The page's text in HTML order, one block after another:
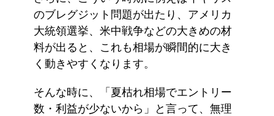
のブレグジット問題が出たり、アメリカ
大統領選挙、米中戦争などの大きめの材
料が出ると、これも相場が瞬間的に大き
く動きやすくなります。
そんな時に、「夏枯れ相場でエントリー
数・利益が少ないから」と言って、無理